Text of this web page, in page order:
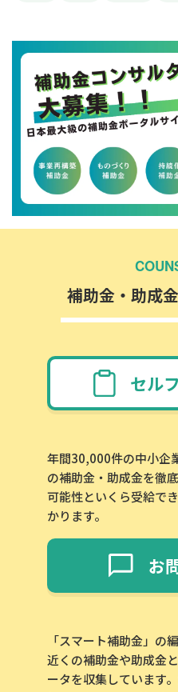
補助金・助成
セル
年間30,000件の中小企
の補助金・助成金を徹
可能性といくら受給で
かります。
お
「スマート補助金」の
近くの補助金や助成金
ータを収集しています